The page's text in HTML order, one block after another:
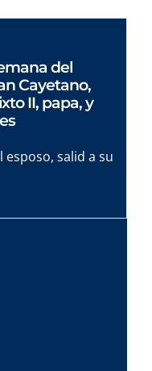
del
Cayetano,
II, papa, y
esposo, salid a su